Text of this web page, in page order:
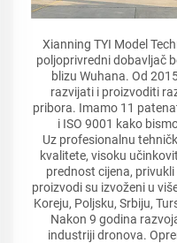
Xianning TYI Model
poljoprivredni dobavljač
blizu Wuhana. Od
razvijati i proizvoditi
pribora. Imamo 11
i ISO 9001 kako
Uz profesionalnu
kvalitete, visoku
prednost cijena,
proizvodi su izvoženi u
Koreju, Poljsku, Srbiju,
Nakon 9 godina
industriji dronova.